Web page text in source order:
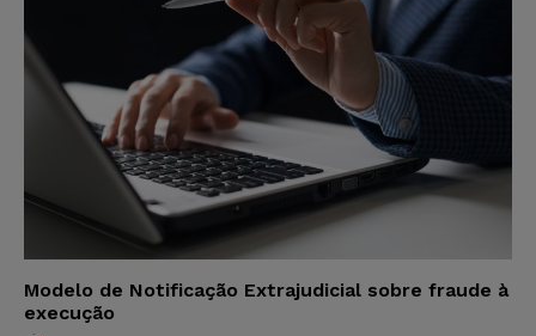
Modelo de Notificação Extrajudicial sobre fraude à
execução